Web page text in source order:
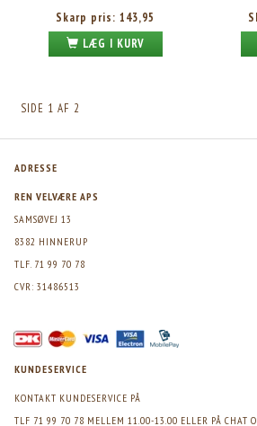
Skarp pris: 143,95
LÆG I KURV
SIDE 1 AF 2
ADRESSE
REN VELVÆRE APS
SAMSØVEJ 13
8382 HINNERUP
TLF. 71 99 70 78
CVR: 31486513
KUNDESERVICE
KONTAKT KUNDESERVICE PÅ
TLF 71 99 70 78 MELLEM 11.00-13.00 ELLER PÅ CHAT